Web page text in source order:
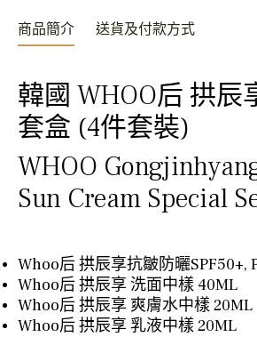
商品簡介 送貨及付款方式
韓國 WHOO后 拱辰
套盒 (4件套裝)
WHOO
Sun Cream Special
Whoo后 拱辰享抗皺防曬SPF50+,
Whoo后 拱辰享 洗面中樣 40ML
Whoo后 拱辰享 爽膚水中樣 20ML
Whoo后 拱辰享 乳液中樣 20ML